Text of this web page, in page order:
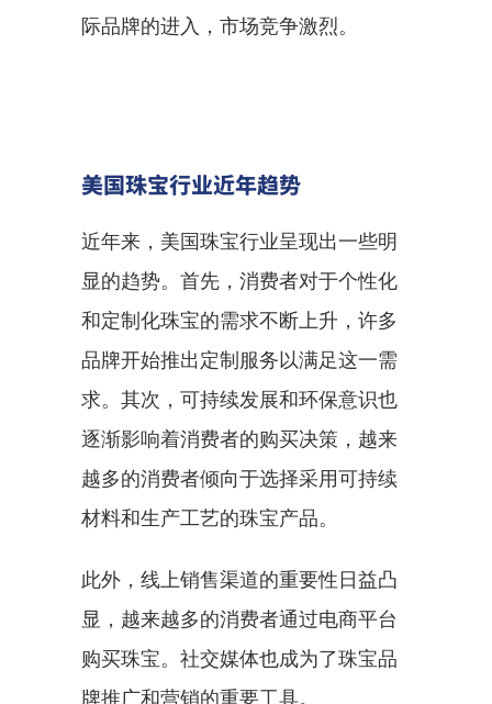
际品牌的进入，市场竞争激烈。
美国珠宝行业近年趋势
近年来，美国珠宝行业呈现出一些明
显的趋势。首先，消费者对于个性化
和定制化珠宝的需求不断上升，许多
品牌开始推出定制服务以满足这一需
求。其次，可持续发展和环保意识也
逐渐影响着消费者的购买决策，越来
越多的消费者倾向于选择采用可持续
材料和生产工艺的珠宝产品。
此外，线上销售渠道的重要性日益凸
显，越来越多的消费者通过电商平台
购买珠宝。社交媒体也成为了珠宝品
牌推广和营销的重要工具。